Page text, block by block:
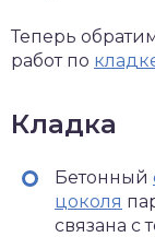
Теперь
работ по
Кладка
Бетонный
цоколя
связана с